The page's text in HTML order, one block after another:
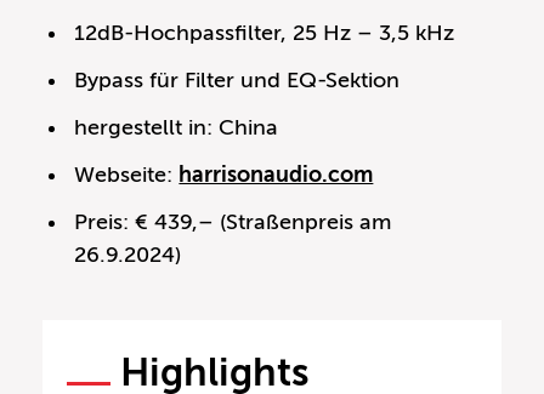
12dB-Hochpassfilter, 25 Hz – 3,5 kHz
Bypass für Filter und EQ-Sektion
hergestellt in: China
Webseite: harrisonaudio.com
Preis: € 439,– (Straßenpreis am
26.9.2024)
Highlights